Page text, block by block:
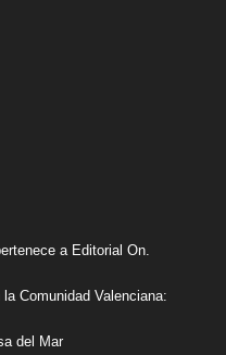
a Editorial On.
Comunidad Valenciana:
del Mar